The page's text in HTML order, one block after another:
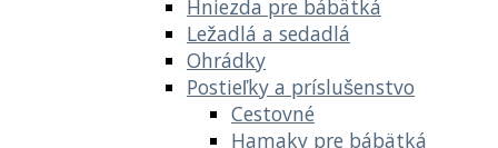
Hniezda pre bábätká
Ležadlá a sedadlá
Ohrádky
Postieľky a príslušenstvo
Cestovné
Hamaky pre bábätká